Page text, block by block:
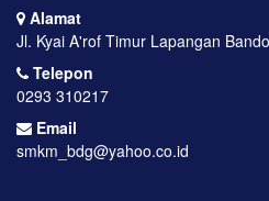
Alamat
Jl. Kyai A'rof Timur Lapangan
Telepon
0293 310217
Email
smkm_bdg@yahoo.co.id